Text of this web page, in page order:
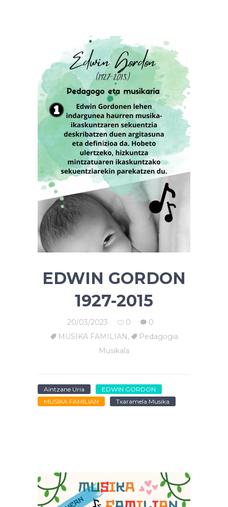
EDWIN GORDON
1927-2015
20/03/2023 0
0
MUSIKA FAMILIAN,
Pedagogia
Musikala
Aintzane Uria
EDWIN GORDON
MUSIKA FAMILIAN
Txaramela Musika